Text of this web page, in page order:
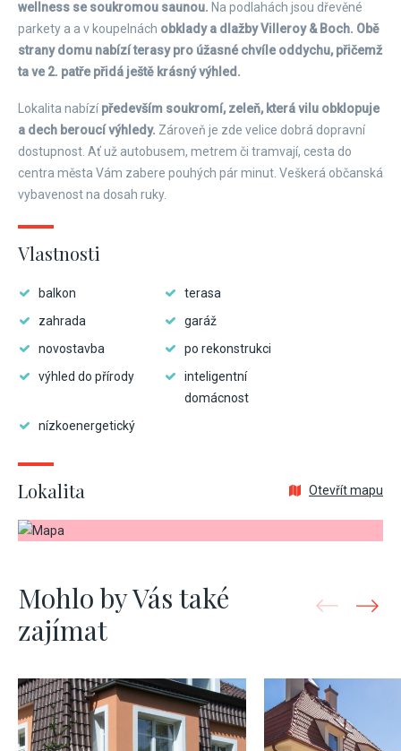
wellness se soukromou saunou. Na podlahách jsou dřevěné
parkety a a v koupelnách obklady a dlažby Villeroy & Boch. Obě
strany domu nabízí terasy pro úžasné chvíle oddychu, přičemž
ta ve 2. patře přidá ještě krásný výhled.
Lokalita nabízípředevším soukromí, zeleň, která vilu obklopuje
a dech beroucí výhledy. Zároveň je zde velice dobrá dopravní
dostupnost. Ať už autobusem, metrem či tramvají, cesta do
centra města Vám zabere pouhých pár minut. Veškerá občanská
vybavenost na dosah ruky.
Vlastnosti
balkon
terasa
zahrada
garáž
novostavba
po rekonstrukci
výhled do přírody
inteligentní
domácnost
nízkoenergetický
Lokalita Otevřít mapu
Mohlo by Vás také
zajímat